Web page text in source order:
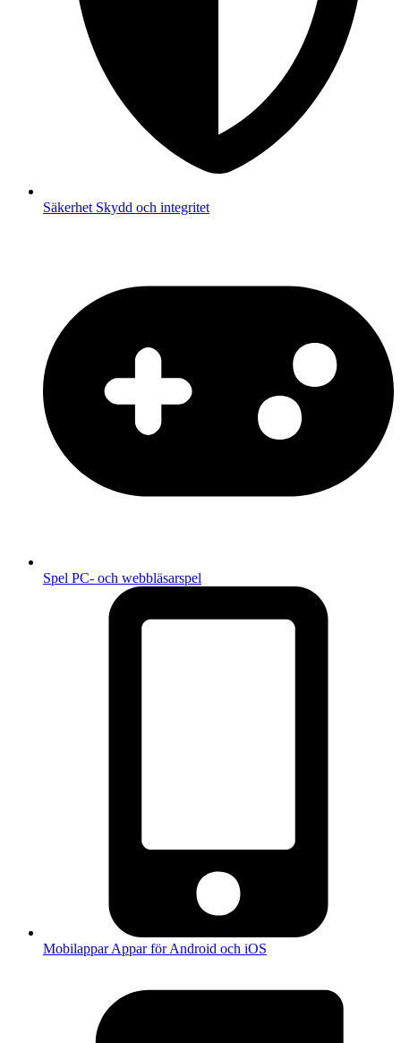
Säkerhet Skydd och integritet
Spel PC- och webbläsarspel
MobilapparAppar för Android och iOS